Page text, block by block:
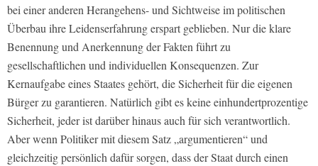
bei einer anderen Herangehens- und Sichtweise im politischen
Überbau ihre Leidenserfahrung erspart geblieben. Nur die klare
Benennung und Anerkennung der Fakten führt zu
gesellschaftlichen und individuellen Konsequenzen. Zur
Kernaufgabe eines Staates gehört, die Sicherheit für die eigenen
Bürger zu garantieren. Natürlich gibt es keine einhundertprozentige
Sicherheit, jeder ist darüber hinaus auch für sich verantwortlich.
Aber wenn Politiker mit diesem Satz „argumentieren“ und
gleichzeitig persönlich dafür sorgen, dass der Staat durch einen